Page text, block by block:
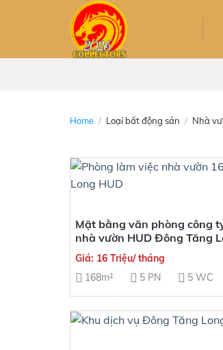
Home / Loại bất động sản / Nhà
Mặt bằng văn phòng công
nhà vườn HUD Đông Tăng
Giá: 16 Triệu/ tháng
168m²
5 PN 5 WC